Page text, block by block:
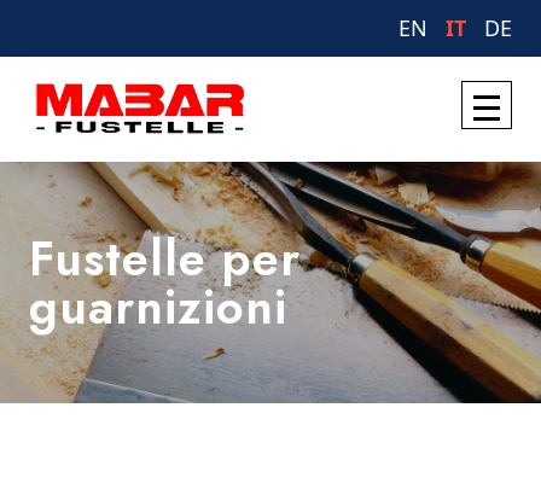
EN IT DE
Fustelle per
guarnizioni